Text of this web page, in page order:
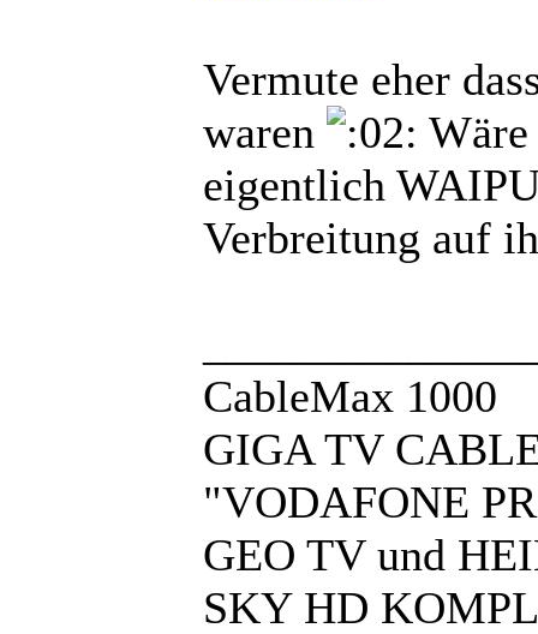
Vermute eher
waren
eigentlich
Verbreitung auf
CableMax 1000
GIGA TV
"VODAFONE
GEO TV und
SKY HD